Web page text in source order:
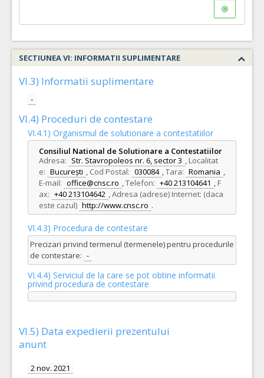
SECTIUNEA VI: INFORMATII SUPLIMENTARE
VI.3) Informatii suplimentare
-
VI.4) Proceduri de contestare
VI.4.1) Organismul de solutionare a contestatiilor
Consiliul National de Solutionare a Contestatiilor
Adresa: Str. Stavropoleos nr. 6, sector 3 , Localitat
e: București , Cod Postal: 030084 ,Tara: Romania ,
E-mail: office@cnsc.ro ,Telefon: +40 213104641 , F
ax: +40 213104642 ,Adresa (adrese) Internet: (daca
este cazul) http://www.cnsc.ro .
VI.4.3) Procedura de contestare
Precizari privind termenul (termenele) pentru procedurile
de contestare: -
VI.4.4) Serviciul de la care se pot obtine informatii
privind procedura de contestare
VI.5) Data expedierii prezentului
anunt
2 nov. 2021